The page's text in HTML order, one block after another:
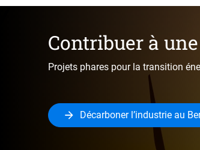
Contribuer à
Projets phares pour la transition
Décarboner l’industrie au